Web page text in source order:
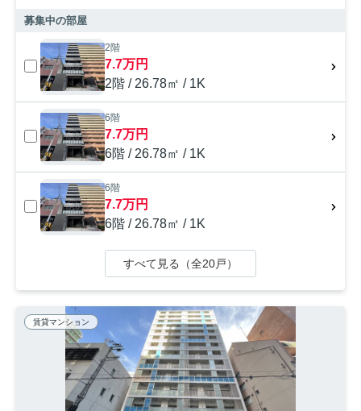
募集中の部屋
2階
7.7万円
2階 / 26.78㎡ / 1K
6階
7.7万円
6階 / 26.78㎡ / 1K
6階
7.7万円
6階 / 26.78㎡ / 1K
すべて見る（全20戸）
賃貸マンション